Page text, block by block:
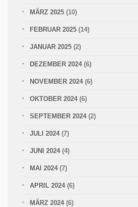
MÄRZ 2025 (10)
FEBRUAR 2025 (14)
JANUAR 2025 (2)
DEZEMBER 2024 (6)
NOVEMBER 2024 (6)
OKTOBER 2024 (6)
SEPTEMBER 2024 (2)
JULI 2024 (7)
JUNI 2024 (4)
MAI 2024 (7)
APRIL 2024 (6)
MÄRZ 2024 (6)